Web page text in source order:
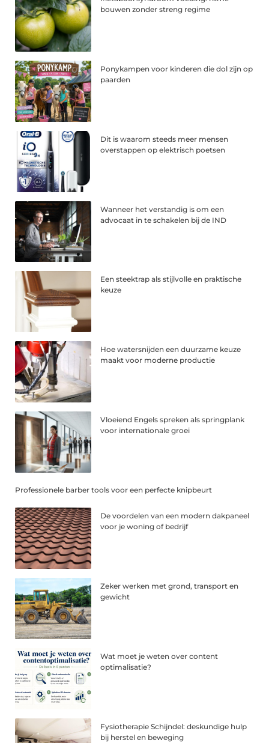
bouwen zonder streng regime
Ponykampen voor kinderen die dol zijn op
paarden
Dit is waarom steeds meer mensen
overstappen op elektrisch poetsen
Wanneer het verstandig is om een
advocaat in te schakelen bij de IND
Een steektrap als stijlvolle en praktische
keuze
Hoe watersnijden een duurzame keuze
maakt voor moderne productie
Vloeiend Engels spreken als springplank
voor internationale groei
Professionele barber tools voor een perfecte knipbeurt
De voordelen van een modern dakpaneel
voor je woning of bedrijf
Zeker werken met grond, transport en
gewicht
Wat moet je weten over content
optimalisatie?
Fysiotherapie Schijndel: deskundige hulp
bij herstel en beweging